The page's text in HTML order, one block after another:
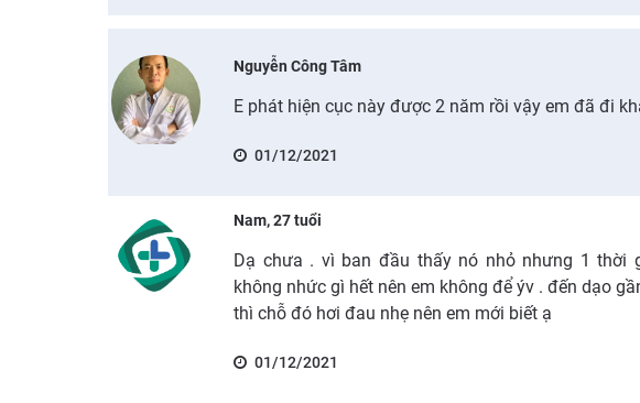
Nguyễn Công Tâm
E phát hiện cục này được 2 năm rồi vậy em đã đi
01/12/2021
Nam, 27 tuổi
Dạ chưa . vì ban đầu thấy nó nhỏ nhưng 1 thời
không nhức gì hết nên em không để ýv . đến dạo
thì chỗ đó hơi đau nhẹ nên em mới biết ạ
01/12/2021